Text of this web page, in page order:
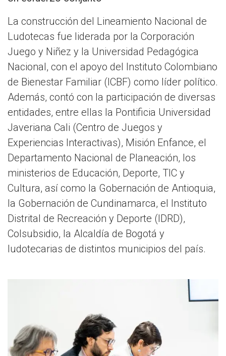
La construcción del Lineamiento Nacional de
Ludotecas fue liderada por la Corporación
Juego y Niñez y la Universidad Pedagógica
Nacional, con el apoyo del Instituto Colombiano
de Bienestar Familiar (ICBF) como líder político.
Además, contó con la participación de diversas
entidades, entre ellas la Pontificia Universidad
Javeriana Cali (Centro de Juegos y
Experiencias Interactivas), Misión Enfance, el
Departamento Nacional de Planeación, los
ministerios de Educación, Deporte, TIC y
Cultura, así como la Gobernación de Antioquia,
la Gobernación de Cundinamarca, el Instituto
Distrital de Recreación y Deporte (IDRD),
Colsubsidio, la Alcaldía de Bogotá y
ludotecarias de distintos municipios del país.